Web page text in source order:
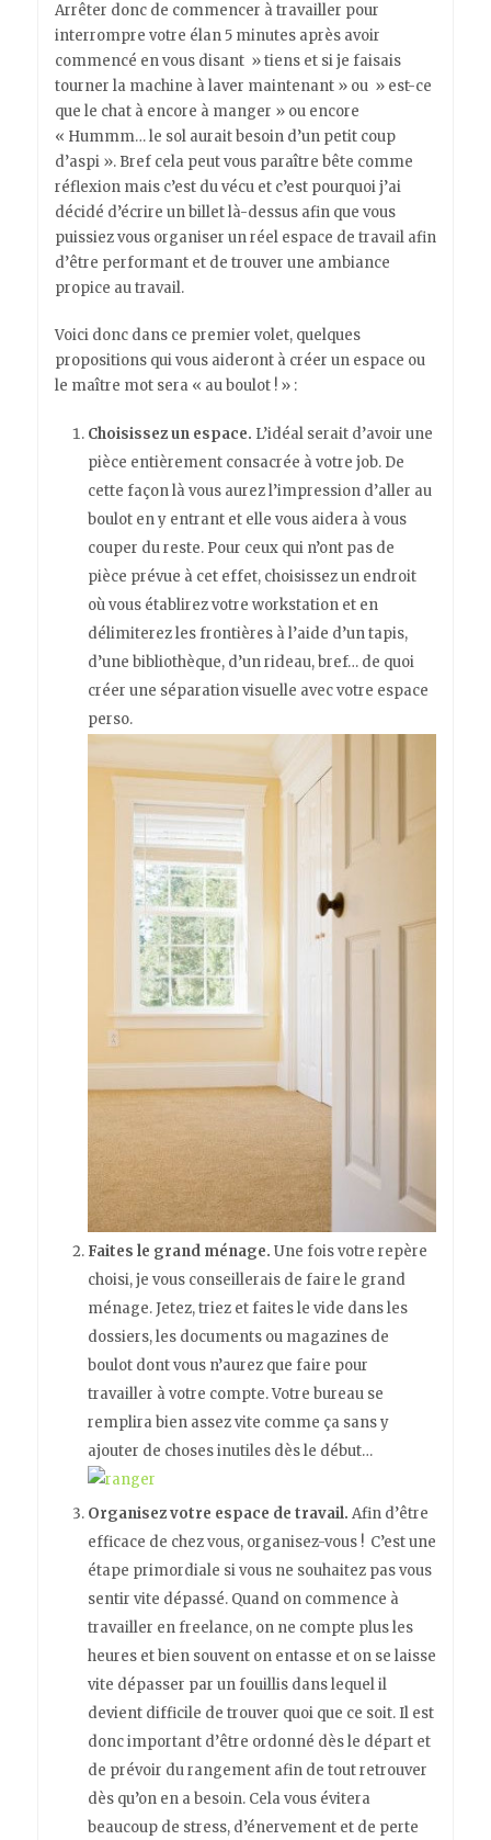
Arrêter donc de commencer à travailler pour
interrompre votre élan 5 minutes après avoir
commencé en vous disant » tiens et si je faisais
tourner la machine à laver maintenant » ou » est-ce
que le chat à encore à manger » ou encore
« Hummm… le sol aurait besoin d’un petit coup
d’aspi ». Bref cela peut vous paraître bête comme
réflexion mais c’est du vécu et c’est pourquoi j’ai
décidé d’écrire un billet là-dessus afin que vous
puissiez vous organiser un réel espace de travail afin
d’être performant et de trouver une ambiance
propice au travail.
Voici donc dans ce premier volet, quelques
propositions qui vous aideront à créer un espace ou
le maître mot sera « au boulot ! » :
Choisissez un espace. L’idéal serait d’avoir une
pièce entièrement consacrée à votre job. De
cette façon là vous aurez l’impression d’aller au
boulot en y entrant et elle vous aidera à vous
couper du reste. Pour ceux qui n’ont pas de
pièce prévue à cet effet, choisissez un endroit
où vous établirez votre workstation et en
délimiterez les frontières à l’aide d’un tapis,
d’une bibliothèque, d’un rideau, bref… de quoi
créer une séparation visuelle avec votre espace
perso.
Faites le grand ménage. Une fois votre repère
choisi, je vous conseillerais de faire le grand
ménage. Jetez, triez et faites le vide dans les
dossiers, les documents ou magazines de
boulot dont vous n’aurez que faire pour
travailler à votre compte. Votre bureau se
remplira bien assez vite comme ça sans y
ajouter de choses inutiles dès le début…
Organisez votre espace de travail. Afin d’être
efficace de chez vous, organisez-vous ! C’est une
étape primordiale si vous ne souhaitez pas vous
sentir vite dépassé. Quand on commence à
travailler en freelance, on ne compte plus les
heures et bien souvent on entasse et on se laisse
vite dépasser par un fouillis dans lequel il
devient difficile de trouver quoi que ce soit. Il est
donc important d’être ordonné dès le départ et
de prévoir du rangement afin de tout retrouver
dès qu’on en a besoin. Cela vous évitera
beaucoup de stress, d’énervement et de perte